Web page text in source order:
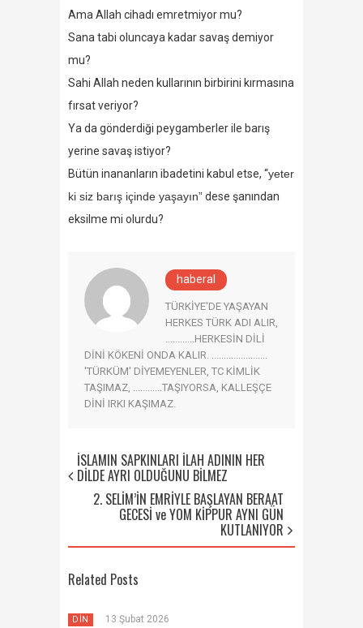
Ama Allah cihadı emretmiyor mu?
Sana tabi oluncaya kadar savaş demiyor
mu?
Sahi Allah neden kullarının birbirini kırmasına
fırsat veriyor?
Ya da gönderdiği peygamberler ile barış
yerine savaş istiyor?
Bütün inananların ibadetini kabul etse, “yeter
ki siz barış içinde yaşayın”dese şanından
eksilme mi olurdu?
haberal
TÜRKİYE'DE YAŞAYAN
HERKES TÜRK ADI ALIR,
............HERKESİN DİLİ
DİNİ KÖKENİ ONDA KALIR. .......................
'TÜRKÜM' DİYEMEYENLER, TC KİMLİK
TAŞIMAZ, ............TAŞIYORSA, KALLEŞÇE
DİNİ IRKI KAŞIMAZ.
İSLAMIN SAPKINLARI İLAH ADININ HER
DİLDE AYRI OLDUĞUNU BİLMEZ
2. SELİM’İN EMRİYLE BAŞLAYAN BERAAT
GECESİ ve YOM KİPPUR AYNI GÜN
KUTLANIYOR
Related Posts
DİN 13 Şubat 2026